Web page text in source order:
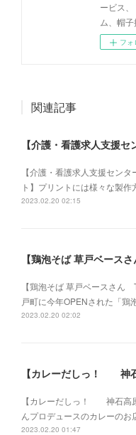
ービス
ム、帽
フォ
関連記事
【介護・看護求人支援セン
ト】プリントには様々な製作
2023.02.20 02:15
【鶏泡そば 草戸ベース
【鶏泡そば 草戸ベースさん
戸町に今年OPENされた「鶏
2023.02.20 02:02
【カレーだしっ！ 神
【カレーだしっ！ 神石高
んプロデュースのカレーのお
2023.02.20 01:47